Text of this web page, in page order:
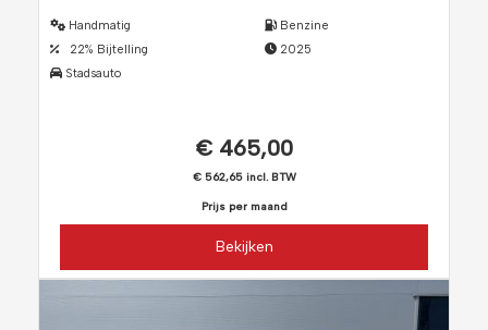
Handmatig
22% Bijtelling
Stadsauto
Benzine
2025
€ 465,00
€ 562,65 incl. BTW
Prijs per maand
Bekijken